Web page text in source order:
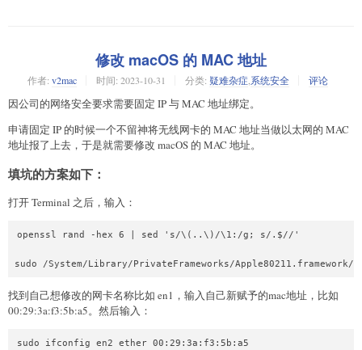
修改 macOS 的 MAC 地址
作者: v2mac 时间: 2023-10-31 分类: 疑难杂症 系统安全 评论
因公司的网络安全要求需要固定 IP 与 MAC 地址绑定。
申请固定 IP 的时候一个不留神将无线网卡的 MAC 地址当做以太网的 MAC
地址报了上去，于是就需要修改 macOS 的 MAC 地址。
填坑的方案如下：
打开 Terminal 之后，输入：
openssl rand -hex 6 | sed 's/\(..\)/\1:/g; s/.$//'
sudo /System/Library/PrivateFrameworks/
找到自己想修改的网卡名称比如 en1，输入自己新赋予的mac地址，比如
00:29:3a:f3:5b:a5。然后输入：
sudo ifconfig en2 ether 00:29:3a:f3:5b:a5